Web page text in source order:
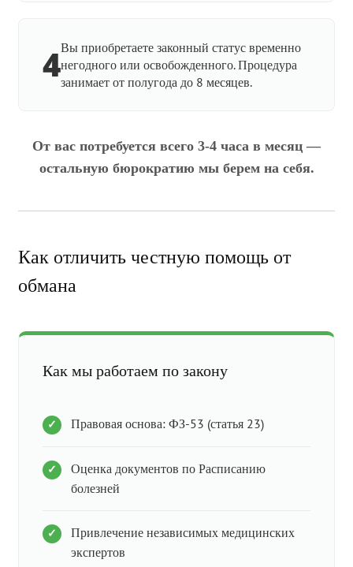
4Вы приобретаете законный статус временно
негодного или освобожденного. Процедура
занимает от полугода до 8 месяцев.
От вас потребуется всего 3-4 часа в месяц —
остальную бюрократию мы берем на себя.
Как отличить честную помощь от
обмана
Как мы работаем по закону
Правовая основа: ФЗ-53 (статья 23)
Оценка документов по Расписанию
болезней
Привлечение независимых медицинских
экспертов